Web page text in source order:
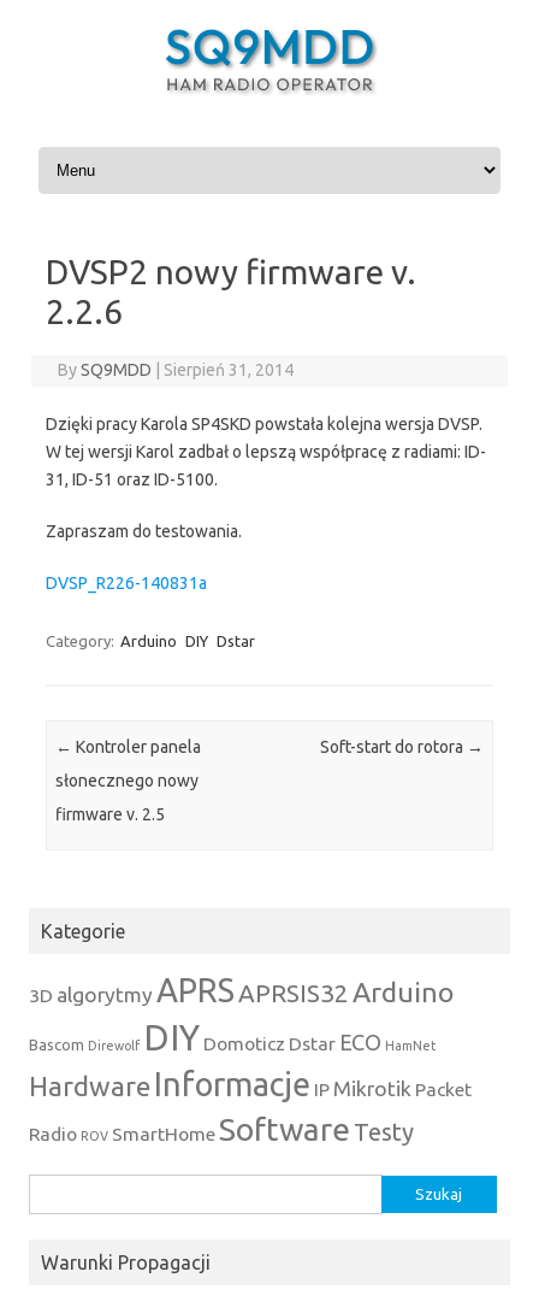
Skip to content
DVSP2 nowy firmware v.
2.2.6
BySQ9MDD Sierpień 31, 2014
Dzięki pracy Karola SP4SKD powstała kolejna wersja DVSP.
W tej wersji Karol zadbał o lepszą współpracę z radiami: ID-
31, ID-51 oraz ID-5100.
Zapraszam do testowania.
DVSP_R226-140831a
Category: Arduino DIY Dstar
Post navigation
← Kontroler panela
słonecznego nowy
firmware v. 2.5
Soft-start do rotora →
Kategorie
3D algorytmy APRSAPRSIS32 Arduino
Bascom Direwolf DIY Domoticz Dstar ECO HamNet
Hardware Informacje IP Mikrotik Packet
Radio ROV SmartHome Software Testy
Warunki Propagacji